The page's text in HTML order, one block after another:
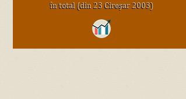
în total (din 23 Cireşar 2003)